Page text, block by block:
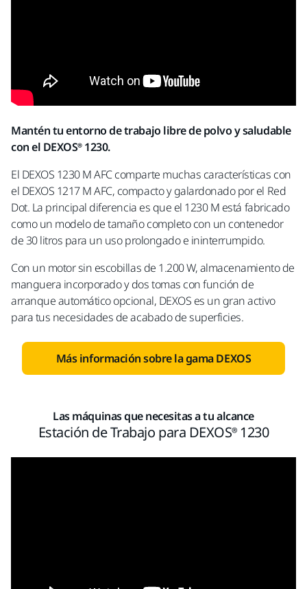
Mantén tu entorno de trabajo libre de polvo y saludable
con el DEXOS® 1230.
El DEXOS 1230 M AFC comparte muchas características con
el DEXOS 1217 M AFC, compacto y galardonado por el Red
Dot. La principal diferencia es que el 1230 M está fabricado
como un modelo de tamaño completo con un contenedor
de 30 litros para un uso prolongado e ininterrumpido.
Con un motor sin escobillas de 1.200 W, almacenamiento de
manguera incorporado y dos tomas con función de
arranque automático opcional, DEXOS es un gran activo
para tus necesidades de acabado de superficies.
Más información sobre la gama DEXOS
Las máquinas que necesitas a tu alcance
Estación de Trabajo para DEXOS® 1230